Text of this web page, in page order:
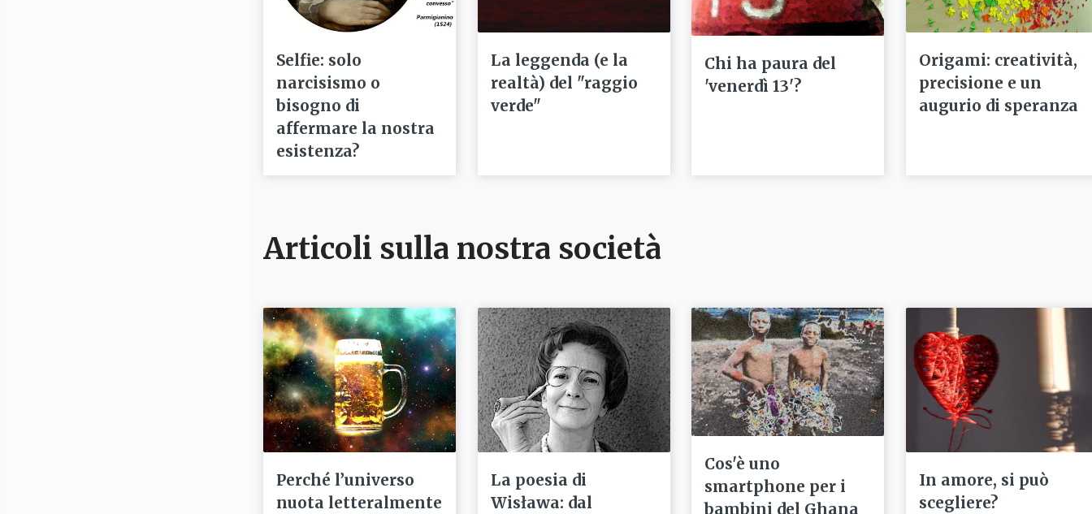
Selfie: solo
narcisismo o
bisogno di
affermare la nostra
esistenza?
La leggenda (e la
realtà) del "raggio
verde"
Chi ha paura del
'venerdì 13'?
Origami: creatività,
precisione e un
augurio di speranza
Articoli sulla nostra società
Perché l’universo
nuota letteralmente
La poesia di
Wisława: dal
Cos'è uno
smartphone per i
bambini del Ghana
In amore, si può
scegliere?